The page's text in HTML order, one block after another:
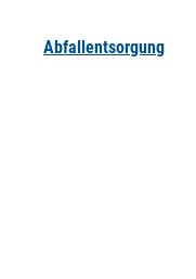
Abfallentsorgung